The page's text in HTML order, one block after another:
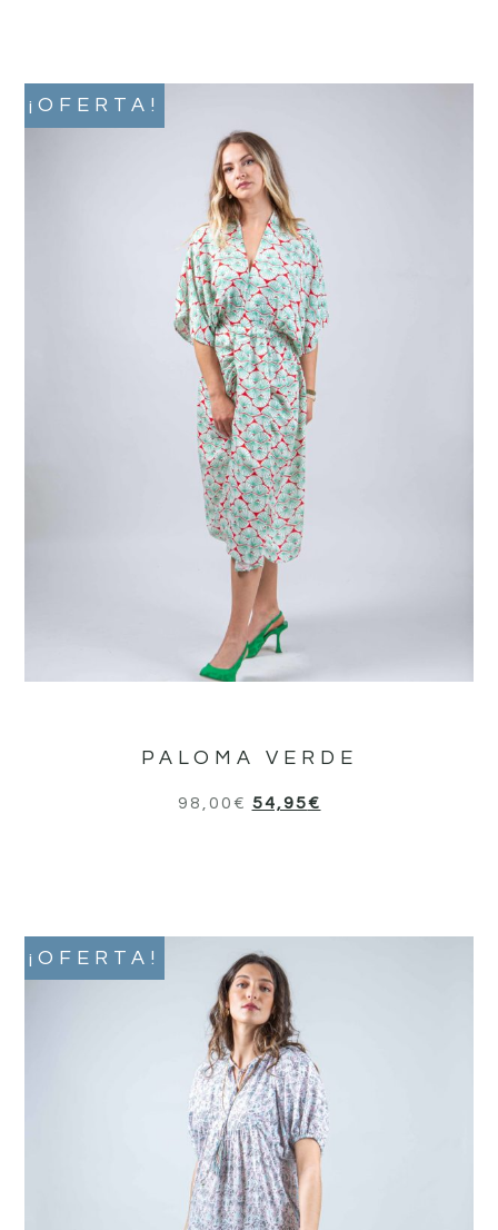
¡OFERTA!
PALOMA VERDE
98,00 € 54,95€
¡OFERTA!